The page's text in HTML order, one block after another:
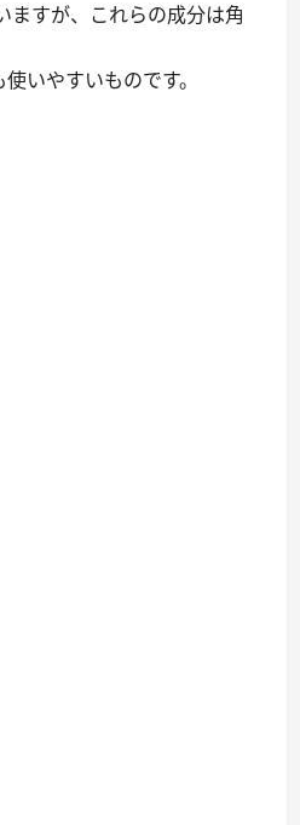
ますが、これらの成分は角
いやすいものです。